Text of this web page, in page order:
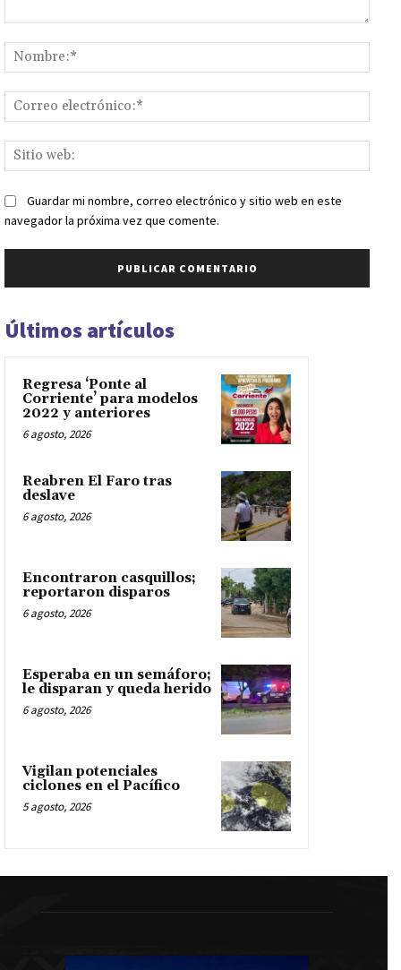
web:
Guardar mi nombre, correo electrónico y sitio web en este
navegador la próxima vez que comente.
Últimos artículos
Regresa ‘Ponte al
Corriente’ para modelos
2022 y anteriores
6 agosto, 2026
Reabren El Faro tras
deslave
6 agosto, 2026
Encontraron casquillos;
reportaron disparos
6 agosto, 2026
Esperaba en un semáforo;
le disparan y queda herido
6 agosto, 2026
Vigilan potenciales
ciclones en el Pacífico
5 agosto, 2026